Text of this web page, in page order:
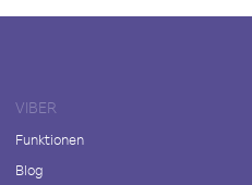
VIBER
Funktionen
Blog